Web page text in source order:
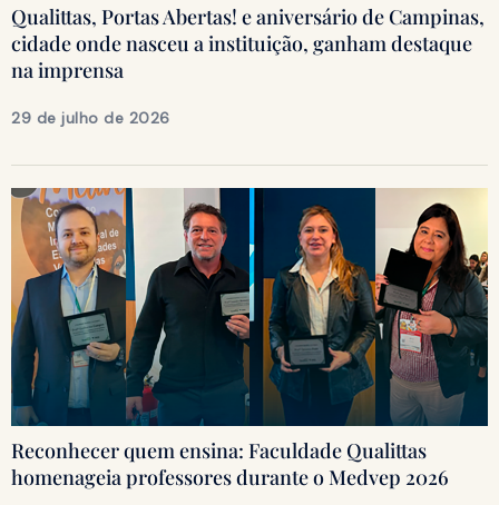
Qualittas, Portas Abertas! e aniversário de Campinas,
cidade onde nasceu a instituição, ganham destaque
na imprensa
29 de julho de 2026
Reconhecer quem ensina: Faculdade Qualittas
homenageia professores durante o Medvep 2026